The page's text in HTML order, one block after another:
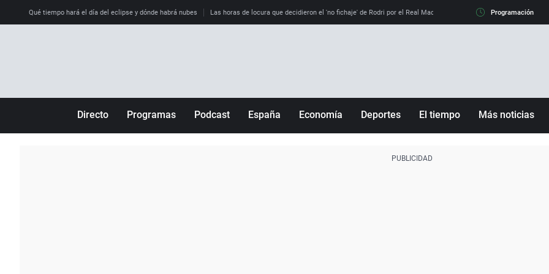
Qué tiempo hará el día del eclipse y dónde habrá nubes Las horas de locura que decidieron el 'no fichaje' de Rodri por el Real Madrid y su 'sí' al Barça La llamada
Programación
Directo Programas Podcast España Economía Deportes El tiempo Más noticias